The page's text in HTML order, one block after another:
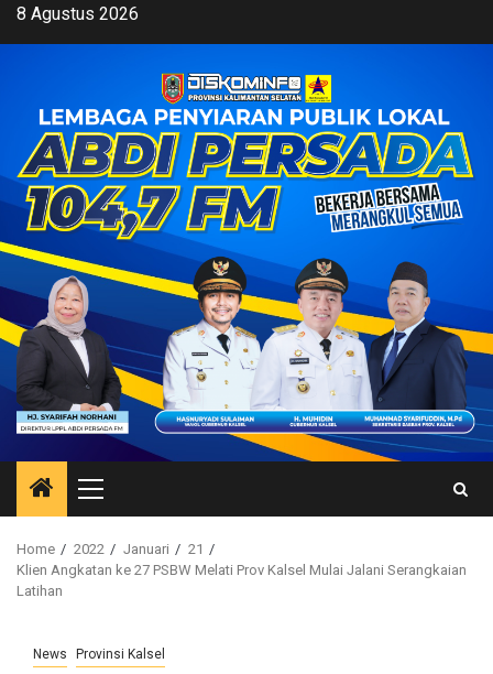
Skip8 Agustus 2026
Primary
Menu
Home 2022 Januari
21
Klien Angkatan ke 27 PSBW Melati Prov Kalsel Mulai Jalani Serangkaian
Latihan
News Provinsi Kalsel